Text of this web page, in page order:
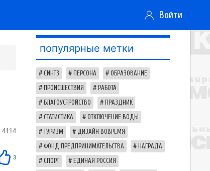
Войти
4114
3
популярные метки
СИНТЗ ПЕРСОНА ОБРАЗОВАНИЕ
ПРОИСШЕСТВИЯ РАБОТА
БЛАГОУСТРОЙСТВО ПРАЗДНИК
СТАТИСТИКА ОТКЛЮЧЕНИЕ ВОДЫ
ТУРИЗМ ДИЗАЙН ВОВРЕМЯ
ФОНД ПРЕДПРИНИМАТЕЛЬСТВА НАГРАДА
СПОРТ ЕДИНАЯ РОССИЯ